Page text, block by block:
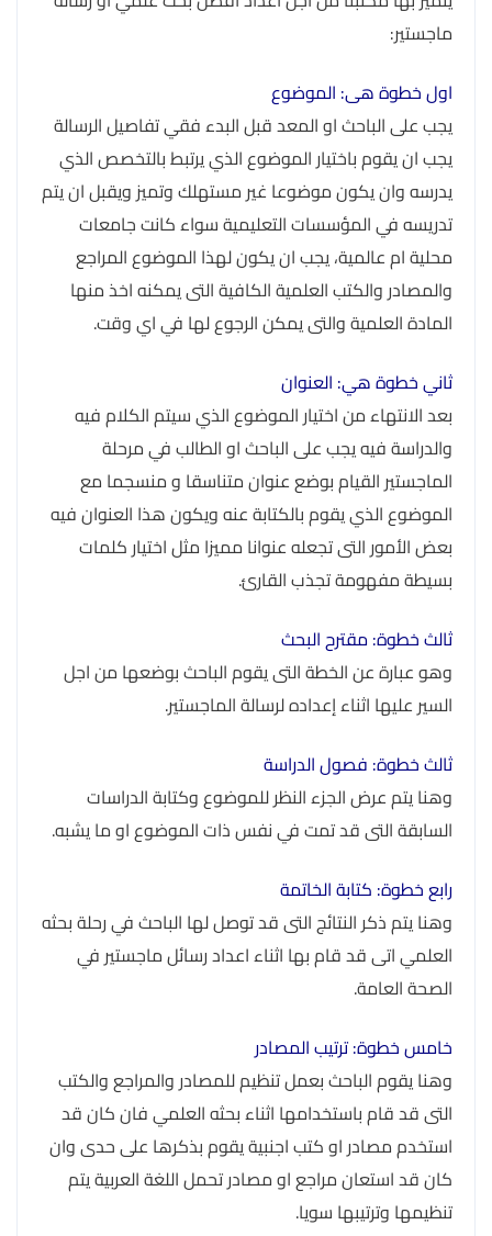
ماجستير:
اول خطوة هى: الموضوع
يجب على الباحث او المعد قبل البدء فقي تفاصيل الرسالة
يجب ان يقوم باختيار الموضوع الذي يرتبط بالتخصص الذي
يدرسه وان يكون موضوعا غير مستهلك وتميز ويقبل ان يتم
تدريسه في المؤسسات التعليمية سواء كانت جامعات
محلية ام عالمية، يجب ان يكون لهذا الموضوع المراجع
والمصادر والكتب العلمية الكافية التى يمكنه اخذ منها
المادة العلمية والتى يمكن الرجوع لها في اي وقت.
ثاني خطوة هي: العنوان
بعد الانتهاء من اختيار الموضوع الذي سيتم الكلام فيه
والدراسة فيه يجب على الباحث او الطالب في مرحلة
الماجستير القيام بوضع عنوان متناسقا و منسجما مع
الموضوع الذي يقوم بالكتابة عنه ويكون هذا العنوان فيه
بعض الأمور التى تجعله عنوانا مميزا مثل اختيار كلمات
بسيطة مفهومة تجذب القارئ.
ثالث خطوة: مقترح البحث
وهو عبارة عن الخطة التى يقوم الباحث بوضعها من اجل
السير عليها اثناء إعداده لرسالة الماجستير.
ثالث خطوة: فصول الدراسة
وهنا يتم عرض الجزء النظر للموضوع وكتابة الدراسات
السابقة التى قد تمت في نفس ذات الموضوع او ما يشبه.
رابع خطوة: كتابة الخاتمة
وهنا يتم ذكر النتائج التى قد توصل لها الباحث في رحلة بحثه
العلمي اتى قد قام بها اثناء اعداد رسائل ماجستير في
الصحة العامة.
خامس خطوة: ترتيب المصادر
وهنا يقوم الباحث بعمل تنظيم للمصادر والمراجع والكتب
التى قد قام باستخدامها اثناء بحثه العلمي فان كان قد
استخدم مصادر او كتب اجنبية يقوم بذكرها على حدى وان
كان قد استعان مراجع او مصادر تحمل اللغة العربية يتم
تنظيمها وترتيبها سويا.